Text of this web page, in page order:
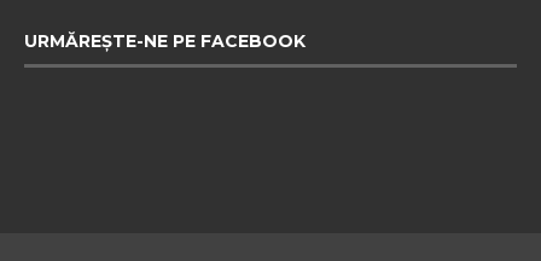
URMĂREȘTE-NE PE FACEBOOK